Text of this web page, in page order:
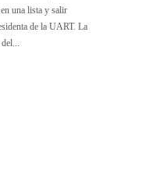
una lista y salir
de la UART. La